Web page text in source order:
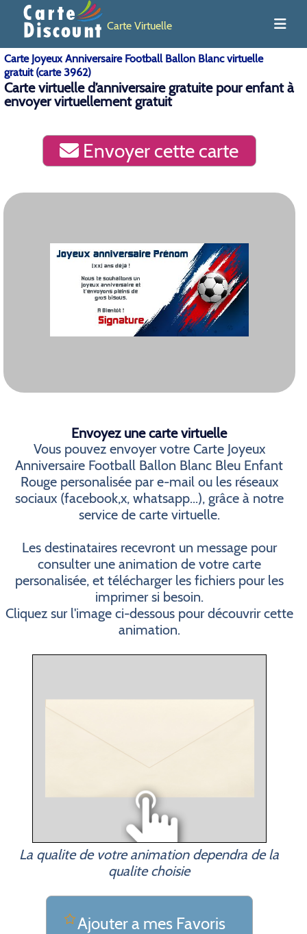
Carte Virtuelle
Carte Joyeux Anniversaire Football Ballon Blanc virtuelle
gratuit (carte 3962)
Carte virtuelle d’anniversaire gratuite pour enfant à
envoyer virtuellement gratuit
Envoyer cette carte
Envoyez une carte virtuelle
Vous pouvez envoyer votre Carte Joyeux
Anniversaire Football Ballon Blanc Bleu Enfant
Rouge personalisée par e-mail ou les réseaux
sociaux (facebook,x, whatsapp...), grâce à notre
service de carte virtuelle.
Les destinataires recevront un message pour
consulter une animation de votre carte
personalisée, et télécharger les fichiers pour les
imprimer si besoin.
Cliquez sur l'image ci-dessous pour découvrir cette
animation.
La qualite de votre animation dependra de la
qualite choisie
Ajouter a mes Favoris